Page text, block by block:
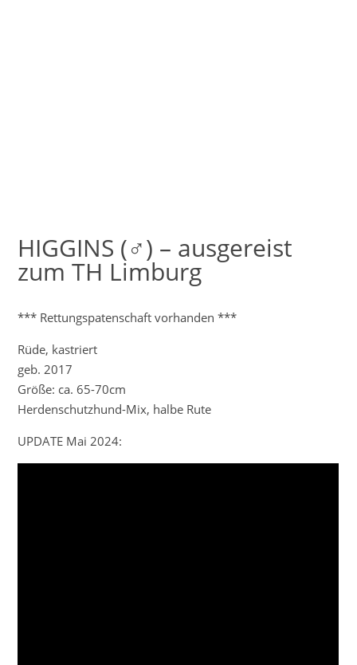
HIGGINS (♂) – ausgereist
zum TH Limburg
*** Rettungspatenschaft vorhanden ***
Rüde, kastriert
geb. 2017
Größe: ca. 65-70cm
Herdenschutzhund-Mix, halbe Rute
UPDATE Mai 2024: